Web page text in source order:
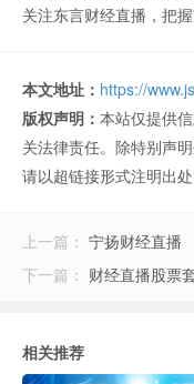
关注东言财经直播，把
本文地址： https://
版权声明： 本站仅提供
关法律责任。除特别声
请以超链接形式注明出处
上一篇： 宁扬财经直播
下一篇： 财经直播股票
相关推荐